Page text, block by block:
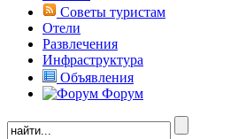
Советы туристам
Отели
Развлечения
Инфраструктура
Объявления
Форум